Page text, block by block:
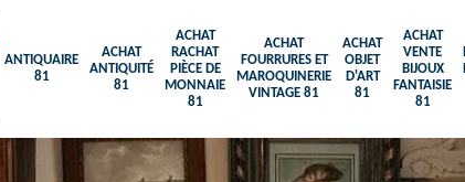
ANTIQUAIRE
81
ACHAT
ANTIQUITÉ
81
ACHAT
RACHAT
PIÈCE DE
MONNAIE
81
ACHAT
FOURRURES ET
MAROQUINERIE
VINTAGE 81
ACHAT
OBJET
D'ART
81
ACHAT
VENTE
BIJOUX
FANTAISIE
81